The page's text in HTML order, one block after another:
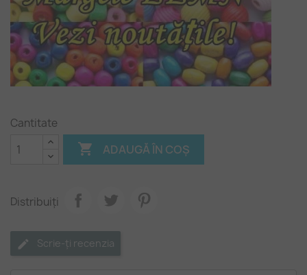
Cantitate
 ADAUGĂ ÎN COȘ
Distribuiți
Scrie-ți recenzia